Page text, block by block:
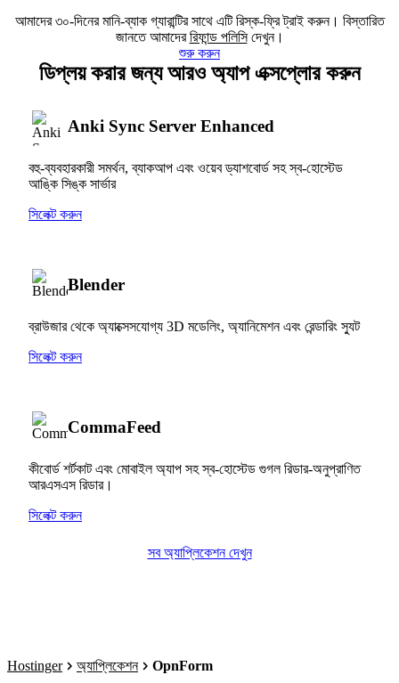
আমাদের ৩০-দিনের মানি-ব্যাক গ্যারান্টির সাথে এটি রিস্ক-ফ্রি ট্রাই করুন। বিস্তারিত
জানতে আমাদেররিফান্ড পলিসিদেখুন।
শুরু করুন
ডিপ্লয় করার জন্য আরও অ্যাপ এক্সপ্লোর করুন
Anki Sync Server Enhanced
বহু-ব্যবহারকারী সমর্থন, ব্যাকআপ এবং ওয়েব ড্যাশবোর্ড সহ স্ব-হোস্টেড
আঙ্কি সিঙ্ক সার্ভার
সিলেক্ট করুন
Blender
ব্রাউজার থেকে অ্যাক্সেসযোগ্য 3D মডেলিং, অ্যানিমেশন এবং রেন্ডারিং স্যুট
সিলেক্ট করুন
CommaFeed
কীবোর্ড শর্টকাট এবং মোবাইল অ্যাপ সহ স্ব-হোস্টেড গুগল রিডার-অনুপ্রাণিত
আরএসএস রিডার।
সিলেক্ট করুন
সব অ্যাপ্লিকেশন দেখুন
Hostinger অ্যাপ্লিকেশন OpnForm